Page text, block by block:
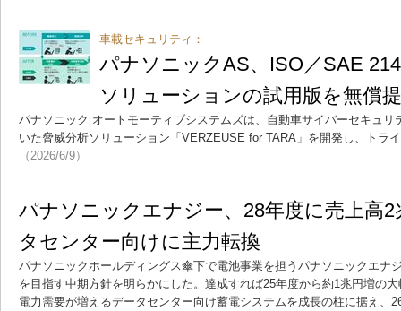
車載セキュリティ：
パナソニックAS、ISO／SAE
ソリューションの試用版を無償
パナソニック オートモーティブシステムズは、自動車サイバーセキュ
いた脅威分析ソリューション「VERZEUSE for TARA」を開発し、トラ
（2026/6/9）
パナソニックエナジー、28年度に売上高
タセンター向けに主力転換
パナソニックホールディングス傘下で電池事業を担うパナソニックエナ
を目指す中期方針を明らかにした。達成すれば25年度から約1兆円増の
電力需要が増えるデータセンター向け蓄電システムを成長の柱に据え、